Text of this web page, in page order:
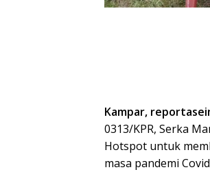
Kampar,
0313/KPR, Serka
Hotspot untuk
masa pandemi